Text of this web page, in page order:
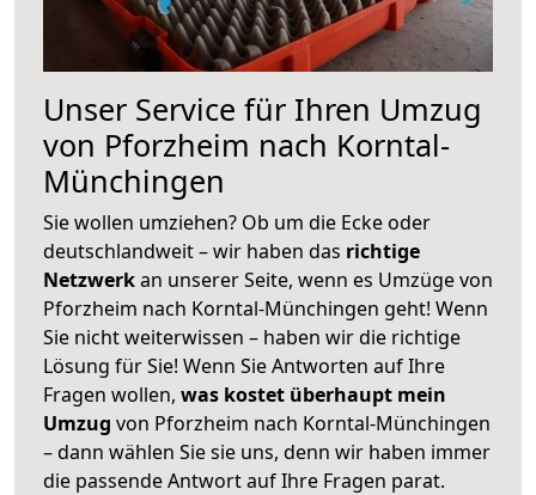
Unser Service für Ihren Umzug
von Pforzheim nach Korntal-
Münchingen
Sie wollen umziehen? Ob um die Ecke oder
deutschlandweit – wir haben das richtige
Netzwerkan unserer Seite, wenn es Umzüge von
Pforzheim nach Korntal-Münchingen geht! Wenn
Sie nicht weiterwissen – haben wir die richtige
Lösung für Sie! Wenn Sie Antworten auf Ihre
Fragen wollen, was kostet überhaupt mein
Umzug von Pforzheim nach Korntal-Münchingen
– dann wählen Sie sie uns, denn wir haben immer
die passende Antwort auf Ihre Fragen parat.